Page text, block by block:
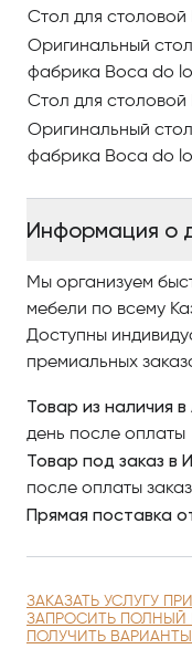
также позолочена.
Искусство и
Литье песка,
полировки для
Блестящий черный
позолоченной
Варианты
Лимитированная
Нестандартные
металлические
поверхности
плату.
зоны поддержки.
Стол для
Оригинальный
фабрика Boca do
Стол для
Оригинальный
фабрика Boca do
Информация о
Мы организуем
мебели по всему
Доступны
премиальных
Товар из наличия
день после оплаты
Товар под заказ в
после оплаты
Прямая поставка
ЗАКАЗАТЬ УСЛУГУ
ЗАПРОСИТЬ ПОЛНЫЙ
ПОЛУЧИТЬ